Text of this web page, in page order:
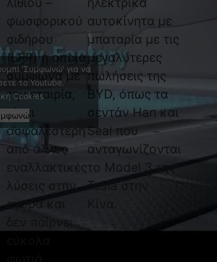
φωσφορικού
σιδήρου
(LFP) η οποία
σύμφωνα με
την εταιρία,
είναι
ασφαλέστερη
από άλλες
εναλλακτικές
λύσεις στην
αγορά και
δεν παίρνει
αυτοκίνητα με
μπαταρία με τις
μεγαλύτερες
πωλήσεις της
BYD, όπως τα
σεντάν Han και
Seal που
ανταγωνίζονται
το Model 3 της
Tesla στην
'Συμφωνώ' για να
το Youtube.
Cookies